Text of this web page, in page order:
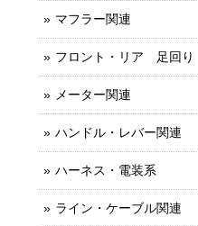
マフラー関連
フロント・リア 足回り
メーター関連
ハンドル・レバー関連
ハーネス・電装系
ライン・ケーブル関連